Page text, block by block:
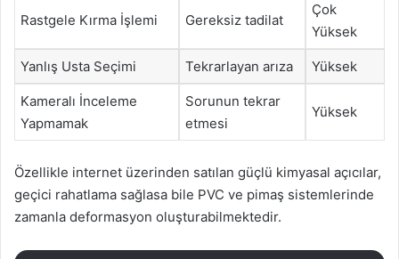
Rastgele Kırma İşlemi Gereksiz tadilat
Çok
Yüksek
Yanlış Usta Seçimi Tekrarlayan arıza Yüksek
Kameralı İnceleme
Yapmamak
Sorunun tekrar
etmesi
Yüksek
Özellikle internet üzerinden satılan güçlü kimyasal açıcılar,
geçici rahatlama sağlasa bile PVC ve pimaş sistemlerinde
zamanla deformasyon oluşturabilmektedir.